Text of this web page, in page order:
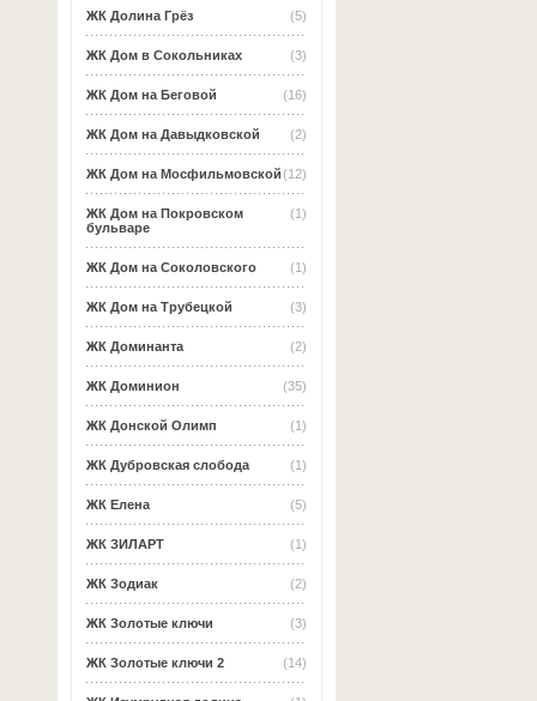
(5)
ЖК Долина Грёз
(3)
ЖК Дом в Сокольниках
(16)
ЖК Дом на Беговой
(2)
ЖК Дом на Давыдковской
(12)
ЖК Дом на Мосфильмовской
(1)
ЖК Дом на Покровском
бульваре
(1)
ЖК Дом на Соколовского
(3)
ЖК Дом на Трубецкой
(2)
ЖК Доминанта
(35)
ЖК Доминион
(1)
ЖК Донской Олимп
(1)
ЖК Дубровская слобода
(5)
ЖК Елена
(1)
ЖК ЗИЛАРТ
(2)
ЖК Зодиак
(3)
ЖК Золотые ключи
(14)
ЖК Золотые ключи 2